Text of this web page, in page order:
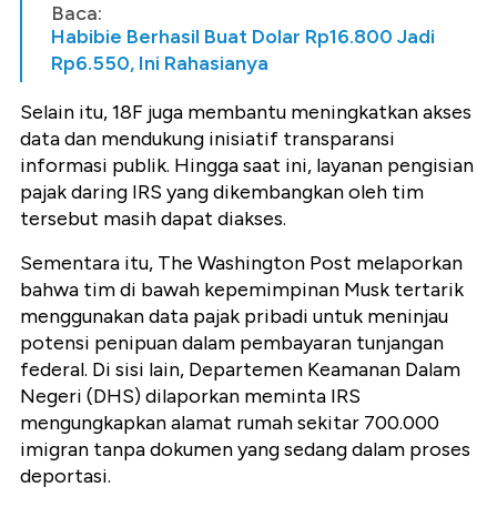
Baca:
Habibie Berhasil Buat Dolar Rp16.800 Jadi
Rp6.550, Ini Rahasianya
Selain itu, 18F juga membantu meningkatkan akses
data dan mendukung inisiatif transparansi
informasi publik. Hingga saat ini, layanan pengisian
pajak daring IRS yang dikembangkan oleh tim
tersebut masih dapat diakses.
Sementara itu, The Washington Post melaporkan
bahwa tim di bawah kepemimpinan Musk tertarik
menggunakan data pajak pribadi untuk meninjau
potensi penipuan dalam pembayaran tunjangan
federal. Di sisi lain, Departemen Keamanan Dalam
Negeri (DHS) dilaporkan meminta IRS
mengungkapkan alamat rumah sekitar 700.000
imigran tanpa dokumen yang sedang dalam proses
deportasi.